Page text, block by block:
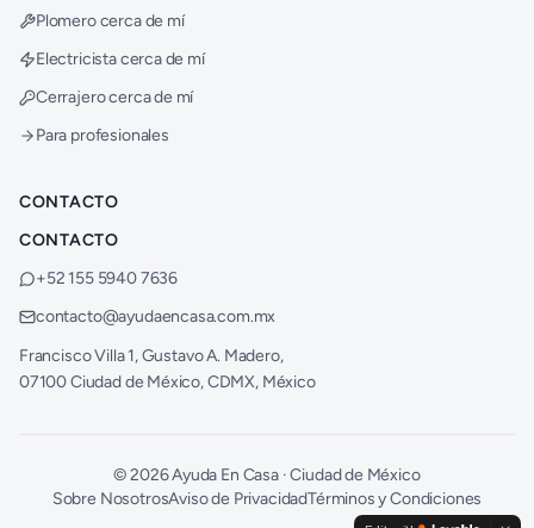
Plomero cerca de mí
Electricista cerca de mí
Cerrajero cerca de mí
Para profesionales
CONTACTO
CONTACTO
+52 155 5940 7636
contacto@ayudaencasa.com.mx
Francisco Villa 1, Gustavo A. Madero,
07100 Ciudad de México, CDMX, México
©2026Ayuda En Casa · Ciudad de México
Sobre NosotrosAviso de PrivacidadTérminos y Condiciones